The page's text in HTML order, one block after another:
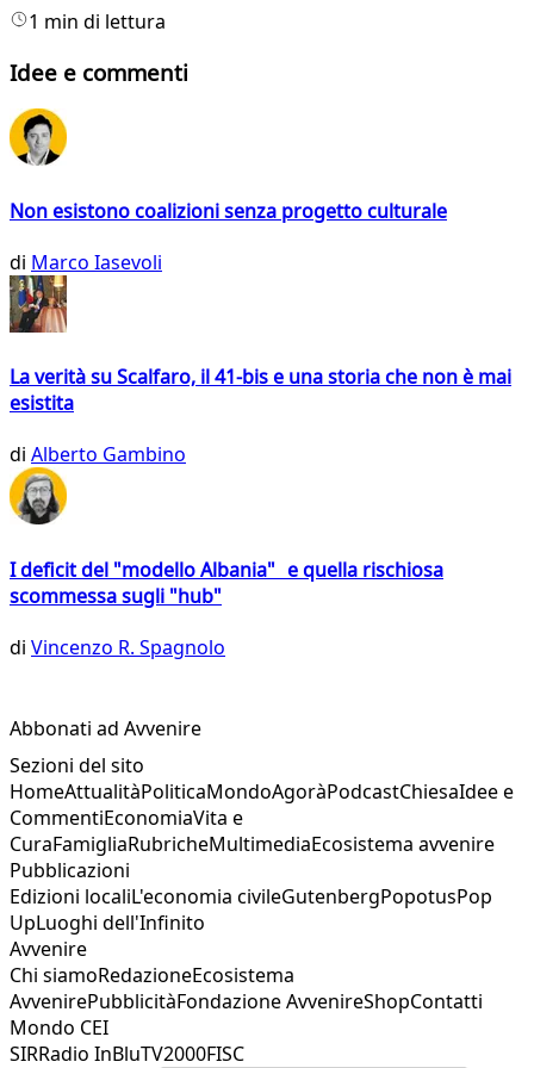
1 min di lettura
Idee e commenti
Non esistono coalizioni senza progetto culturale
di Marco Iasevoli
La verità su Scalfaro, il 41-bis e una storia che non è mai
esistita
di Alberto Gambino
I deficit del "modello Albania" e quella rischiosa
scommessa sugli "hub"
di Vincenzo R. Spagnolo
Abbonati ad Avvenire
Sezioni del sito
HomeAttualitàPoliticaMondoAgoràPodcastChiesaIdee e
CommentiEconomiaVita e
CuraFamigliaRubricheMultimediaEcosistema avvenire
Pubblicazioni
Edizioni localiL'economia civileGutenbergPopotusPop
UpLuoghi dell'Infinito
Avvenire
Chi siamoRedazioneEcosistema
AvvenirePubblicitàFondazione AvvenireShopContatti
Mondo CEI
SIRRadio InBluTV2000FISC